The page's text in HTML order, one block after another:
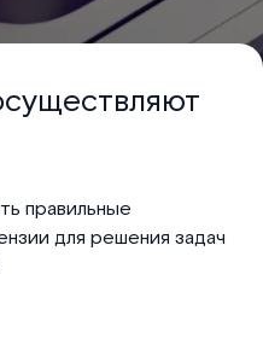
правильные
для решения задач